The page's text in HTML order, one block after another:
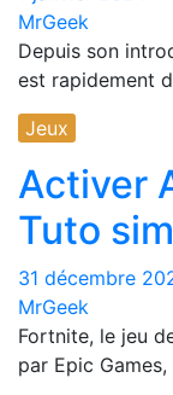
MrGeek
Depuis son
est rapidement
Jeux
Activer
Tuto
31 décembre
MrGeek
Fortnite, le jeu
par Epic